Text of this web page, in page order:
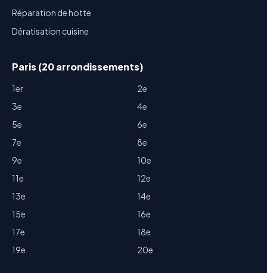
Réparation de hotte
Dératisation cuisine
Paris (20 arrondissements)
1er
2e
3e
4e
5e
6e
7e
8e
9e
10e
11e
12e
13e
14e
15e
16e
17e
18e
19e
20e